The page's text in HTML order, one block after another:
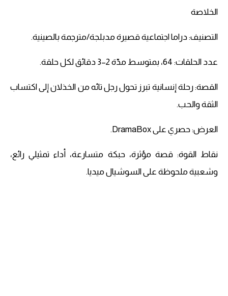
الخلاصة
التصنيف: دراما اجتماعية قصيرة مدبلجة/مترجمة بالصينية.
عدد الحلقات: 64، بمتوسط مدّة 2–3 دقائق لكل حلقة.
القصة: رحلة إنسانية تبرز تحول رجل تائه من الخذلان إلى اكتساب
الثقة والحب.
العرض: حصري على DramaBox.
نقاط القوة: قصة مؤثرة، حبكة متسارعة، أداء تمثيلي رائع،
وشعبية ملحوظة على السوشيال ميديا.